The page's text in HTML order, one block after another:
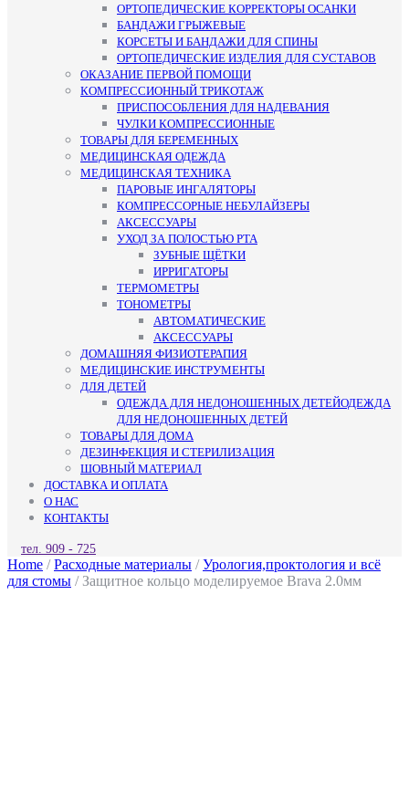
ОРТОПЕДИЧЕСКИЕ КОРРЕКТОРЫ ОСАНКИ
БАНДАЖИ ГРЫЖЕВЫЕ
КОРСЕТЫ И БАНДАЖИ ДЛЯ СПИНЫ
ОРТОПЕДИЧЕСКИЕ ИЗДЕЛИЯ ДЛЯ СУСТАВОВ
ОКАЗАНИЕ ПЕРВОЙ ПОМОЩИ
КОМПРЕССИОННЫЙ ТРИКОТАЖ
ПРИСПОСОБЛЕНИЯ ДЛЯ НАДЕВАНИЯ
ЧУЛКИ КОМПРЕССИОННЫЕ
ТОВАРЫ ДЛЯ БЕРЕМЕННЫХ
МЕДИЦИНСКАЯ ОДЕЖДА
МЕДИЦИНСКАЯ ТЕХНИКА
ПАРОВЫЕ ИНГАЛЯТОРЫ
КОМПРЕССОРНЫЕ НЕБУЛАЙЗЕРЫ
АКСЕССУАРЫ
УХОД ЗА ПОЛОСТЬЮ РТА
ЗУБНЫЕ ЩЁТКИ
ИРРИГАТОРЫ
ТЕРМОМЕТРЫ
ТОНОМЕТРЫ
АВТОМАТИЧЕСКИЕ
АКСЕССУАРЫ
ДОМАШНЯЯ ФИЗИОТЕРАПИЯ
МЕДИЦИНСКИЕ ИНСТРУМЕНТЫ
ДЛЯ ДЕТЕЙ
ОДЕЖДА ДЛЯ НЕДОНОШЕННЫХ ДЕТЕЙОДЕЖДА
ДЛЯ НЕДОНОШЕННЫХ ДЕТЕЙ
ТОВАРЫ ДЛЯ ДОМА
ДЕЗИНФЕКЦИЯ И СТЕРИЛИЗАЦИЯ
ШОВНЫЙ МАТЕРИАЛ
ДОСТАВКА И ОПЛАТА
О НАС
КОНТАКТЫ
КНОПКА
ЗАКРЫТЬ
тел. 909 - 725
Home /Расходные материалы /Урология,проктология и всё
для стомы / Защитное кольцо моделируемое Brava 2.0мм